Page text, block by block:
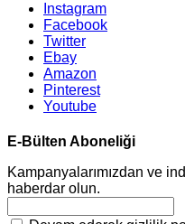
Instagram
Facebook
Twitter
Ebay
Amazon
Pinterest
Youtube
E-Bülten Aboneliği
Kampanyalarımızdan ve
haberdar olun.